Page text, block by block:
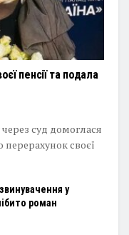
пенсії та подала
через суд домоглася
своєї
у
роман